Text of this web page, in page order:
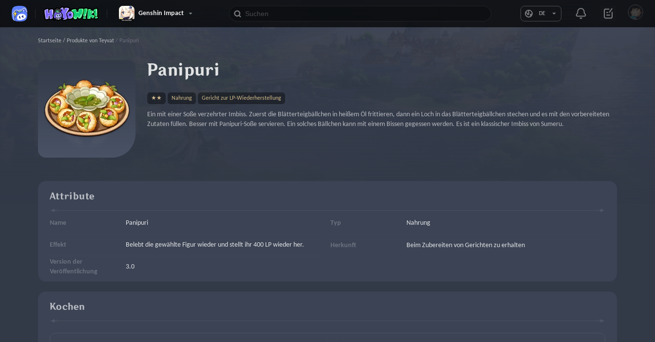
Genshin Impact DE
Startseite / Produkte von Teyvat / Panipuri
Panipuri
★★ Nahrung Gericht zur LP-Wiederherstellung
Ein mit einer Soße verzehrter Imbiss. Zuerst die Blätterteigbällchen in heißem Öl frittieren, dann ein Loch in das Blätterteigbällchen stechen und es mit den vorbereiteten
Zutaten füllen. Besser mit Panipuri-Soße servieren. Ein solches Bällchen kann mit einem Bissen gegessen werden. Es ist ein klassischer Imbiss von Sumeru.
Attribute
Name Panipuri Typ Nahrung
Effekt Belebt die gewählte Figur wieder und stellt ihr 400 LP wieder her. Herkunft Beim Zubereiten von Gerichten zu erhalten
Version der
Veröffentlichung
3.0
Kochen